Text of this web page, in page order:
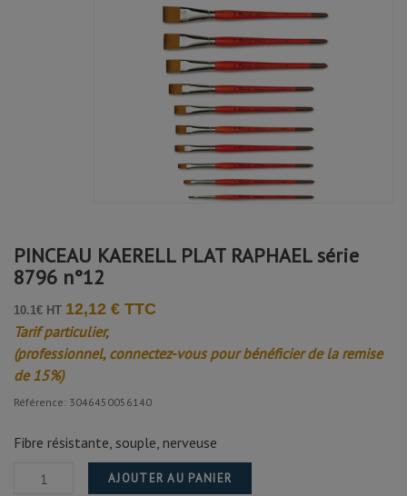
PINCEAU KAERELL PLAT RAPHAEL série
8796 n°12
10.1€ HT 12,12 € TTC
Tarif particulier,
(professionnel, connectez-vous pour bénéficier de la remise
de 15%)
Référence: 3046450056140
Fibre résistante, souple, nerveuse
AJOUTER AU PANIER